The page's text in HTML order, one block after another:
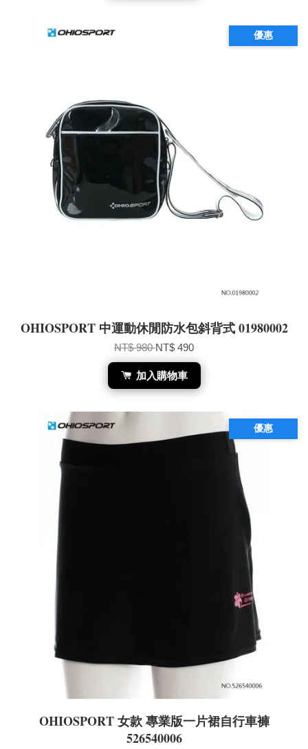
優惠
OHIOSPORT 中運動休閒防水包斜背式 01980002
NT$ 980NT$ 490
加入購物車
優惠
OHIOSPORT 女款 專業版一片裙自行車褲
526540006